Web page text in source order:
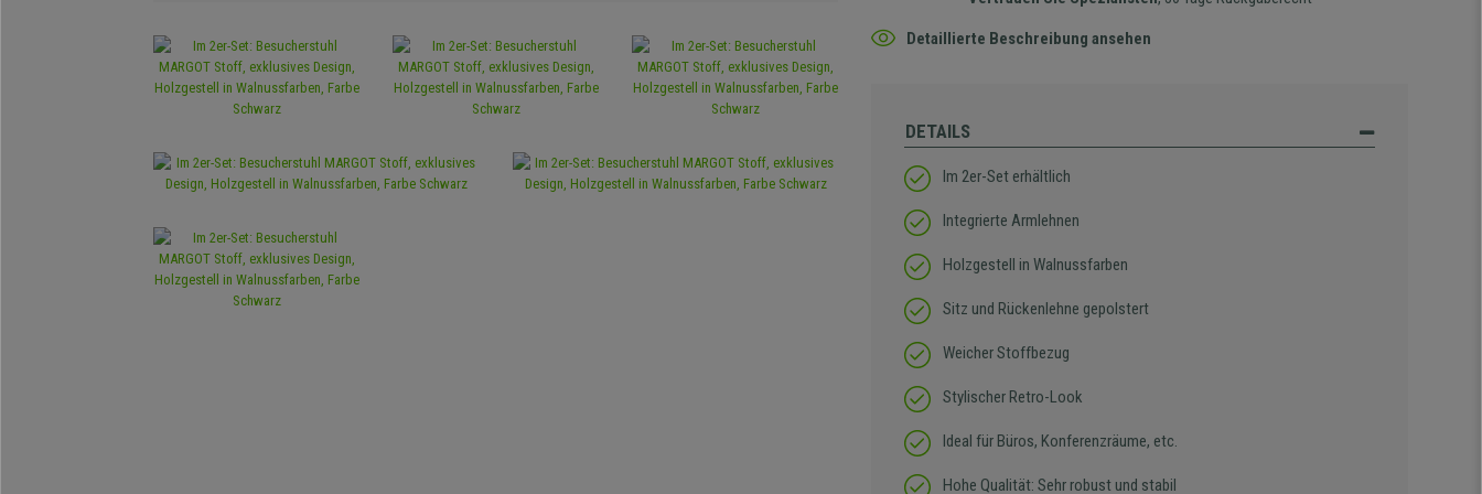
Detaillierte Beschreibung ansehen
DETAILS
Im 2er-Set erhältlich
Integrierte Armlehnen
Holzgestell in Walnussfarben
Sitz und Rückenlehne gepolstert
Weicher Stoffbezug
Stylischer Retro-Look
Ideal für Büros, Konferenzräume, etc.
Hohe Qualität: Sehr robust und stabil